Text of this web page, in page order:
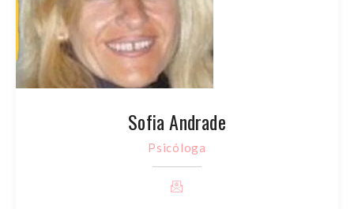
Sofia Andrade
Psicóloga